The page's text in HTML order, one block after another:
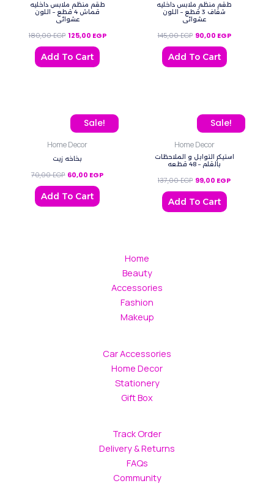
طقم منظم ملابس داخليه
قماش 4 قطع – اللون
عشوائي
180,00EGP 125,00 EGP
Add To Cart
طقم منظم ملابس داخليه
شفاف 3 قطع – اللون
عشوائي
145,00EGP 90,00 EGP
Add To Cart
Sale!
Home Decor
بخاخه زيت
70,00EGP
Original price was: 70,00 EGP.
60,00 EGP
Current price is: 60,00 EGP.
Add To Cart
Sale!
Home Decor
استيكر التوابل و الملاحظات
بالقلم – 48 قطعه
137,00EGP
Original price was:
99,00 EGP
Current price
Add To Cart
Home
Beauty
Accessories
Fashion
Makeup
Car Accessories
Home Decor
Stationery
Gift Box
Track Order
Delivery & Returns
FAQs
Community